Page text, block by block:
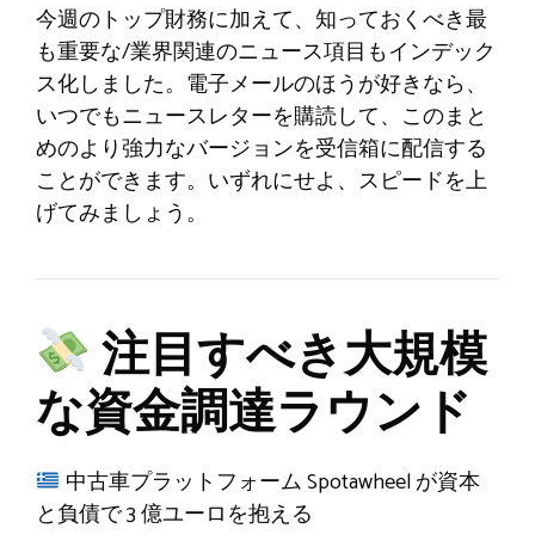
今週のトップ財務に加えて、知っておくべき最
も重要な/業界関連のニュース項目もインデック
ス化しました。電子メールのほうが好きなら、
いつでもニュースレターを購読して、このまと
めのより強力なバージョンを受信箱に配信する
ことができます。いずれにせよ、スピードを上
げてみましょう。
注目すべき大規模
な資金調達ラウンド
中古車プラットフォーム Spotawheel が資本
と負債で 3 億ユーロを抱える